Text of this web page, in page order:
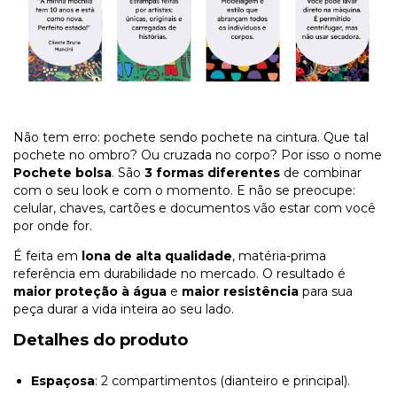
Não tem erro: pochete sendo pochete na cintura. Que tal
pochete no ombro? Ou cruzada no corpo? Por isso o nome
Pochete bolsa. São 3 formas diferentes de combinar
com o seu look e com o momento. E não se preocupe:
celular, chaves, cartões e documentos vão estar com você
por onde for.
É feita em lona de alta qualidade, matéria-prima
referência em durabilidade no mercado. O resultado é
maior proteção à água e maior resistência para sua
peça durar a vida inteira ao seu lado.
Detalhes do produto
Espaçosa: 2 compartimentos (dianteiro e principal).